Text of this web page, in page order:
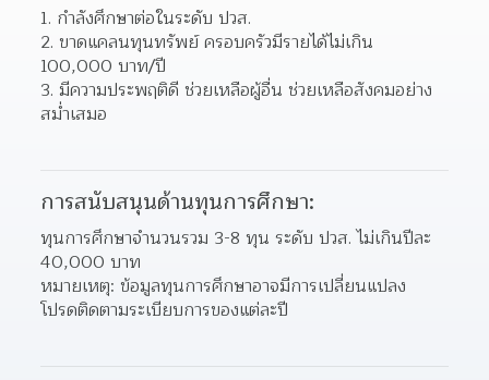
1. กำลังศึกษาต่อในระดับ ปวส.
2. ขาดแคลนทุนทรัพย์ ครอบครัวมีรายได้ไม่เกิน
100,000 บาท/ปี
3. มีความประพฤติดี ช่วยเหลือผู้อื่น ช่วยเหลือสังคมอย่าง
สม่ำเสมอ
การสนับสนุนด้านทุนการศึกษา:
ทุนการศึกษาจำนวนรวม 3-8 ทุน ระดับ ปวส. ไม่เกินปีละ
40,000 บาท
หมายเหตุ: ข้อมูลทุนการศึกษาอาจมีการเปลี่ยนแปลง
โปรดติดตามระเบียบการของแต่ละปี